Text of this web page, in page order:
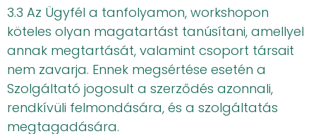
3.3 Az Ügyfél a tanfolyamon, workshopon
köteles olyan magatartást tanúsítani, amellyel
annak megtartását, valamint csoport társait
nem zavarja. Ennek megsértése esetén a
Szolgáltató jogosult a szerződés azonnali,
rendkívüli felmondására, és a szolgáltatás
megtagadására.